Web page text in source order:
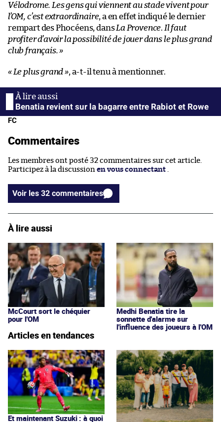
Vélodrome. Les gens qui viennent au stade vivent pour
l’OM, c’est extraordinaire, a en effet indiqué le dernier
rempart des Phocéens, dansLa Provence. Il faut
profiter d’avoir la possibilité de jouer dans le plus grand
club français. »
« Le plus grand », a-t-il tenu à mentionner.
Benatia revient sur la bagarre entre Rabiot et Rowe
FC
Commentaires
Les membres ont posté 32 commentaires sur cet article.
Participez à la discussion en vous connectant
Voir les 32 commentaires
À lire aussi
McCourt sort le chéquier
pour l'OM
Medhi Benatia tire la
sonnette d'alarme sur
l'influence des joueurs à l'OM
Articles en tendances
Et maintenant Suzuki : à quoi